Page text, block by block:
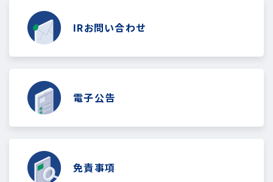
IRお問い合わせ
電子公告
免責事項